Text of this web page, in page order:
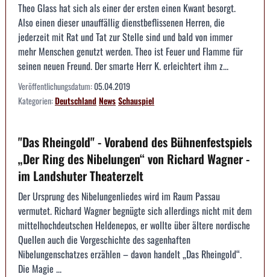
Theo Glass hat sich als einer der ersten einen Kwant besorgt.
Also einen dieser unauffällig dienstbeflissenen Herren, die
jederzeit mit Rat und Tat zur Stelle sind und bald von immer
mehr Menschen genutzt werden. Theo ist Feuer und Flamme für
seinen neuen Freund. Der smarte Herr K. erleichtert ihm z...
Veröffentlichungsdatum:05.04.2019
Kategorien:DeutschlandNewsSchauspiel
"Das Rheingold" - Vorabend des Bühnenfestspiels
„Der Ring des Nibelungen“ von Richard Wagner -
im Landshuter Theaterzelt
Der Ursprung des Nibelungenliedes wird im Raum Passau
vermutet. Richard Wagner begnügte sich allerdings nicht mit dem
mittelhochdeutschen Heldenepos, er wollte über ältere nordische
Quellen auch die Vorgeschichte des sagenhaften
Nibelungenschatzes erzählen – davon handelt „Das Rheingold“.
Die Magie ...